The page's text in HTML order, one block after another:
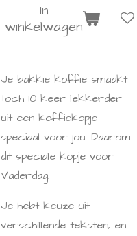
In
winkelwagen
Je bakkie koffie smaakt
toch 10 keer lekkerder
uit een koffiekopje
speciaal voor jou. Daarom
dit speciale kopje voor
Vaderdag.
Je hebt keuze uit
verschillende teksten, en